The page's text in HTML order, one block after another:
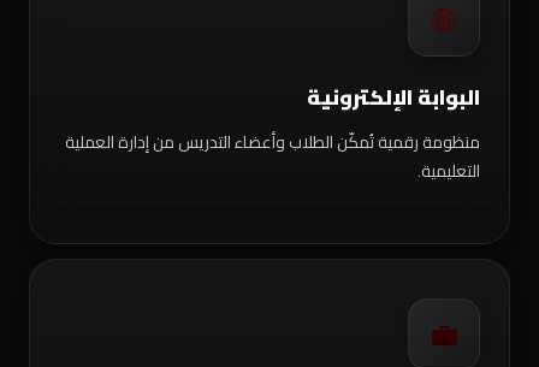
🌐
البوابة الإلكترونية
منظومة رقمية تُمكّن الطلاب وأعضاء التدريس من إدارة العملية
التعليمية.
💼